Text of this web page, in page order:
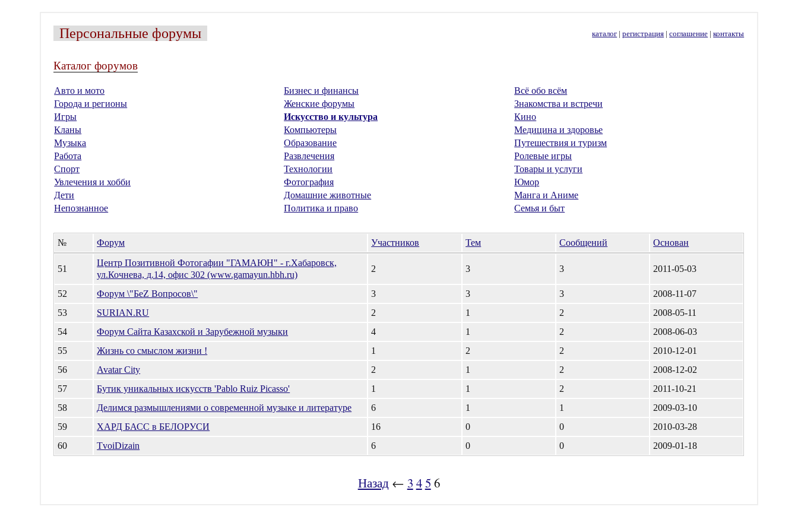
Персональные форумы каталог |регистрация |соглашение |контакты
Каталог форумов
Авто и мото Бизнес и финансы
Всё обо всём
Города и регионы
Женские форумы
Знакомства и встречи
Игры
Искусство и культура
Кино
Кланы
Компьютеры
Медицина и здоровье
Музыка
Образование
Путешествия и туризм
Работа
Развлечения
Ролевые игры
Спорт
Технологии
Товары и услуги
Увлечения и хобби
Фотография
Юмор
Дети
Домашние животные
Манга и Аниме
Непознанное
Политика и право Семья и быт
№ Форум Участников Тем Сообщений Основан
51
Центр Позитивной Фотогафии "ГАМАЮН" - г.Хабаровск,
ул.Кочнева, д.14, офис 302 (www.gamayun.hbh.ru)
2 3 3 2011-05-03
52 Форум \"БеZ Вопросов\" 3 3 3
2008-11-07
53
SURIAN.RU 2 1 2
2008-05-11
54
Форум Сайта Казахской и Зарубежной музыки 4 1 2
2008-06-03
55
Жизнь со смыслом жизни ! 1 2 2
2010-12-01
56
Avatar City 2 1 2
2008-12-02
57
Бутик уникальных искусств 'Pablo Ruiz Picasso' 1 1 2
2011-10-21
58
Делимся размышлениями о современной музыке и литературе 6 1 1
2009-03-10
59
ХАРД БАСС в БЕЛОРУСИ 16 0 0
2010-03-28
60
TvoiDizain 6 0 0 2009-01-18
Назад← 3 45 6